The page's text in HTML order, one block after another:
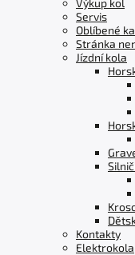
Výkup kol
Servis
Oblíbené
Stránka
Jízdní kola
Kontakty
Elektrokola